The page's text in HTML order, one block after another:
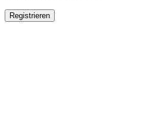
Registrieren